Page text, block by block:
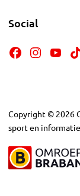
Social
Copyright © 2026
sport en